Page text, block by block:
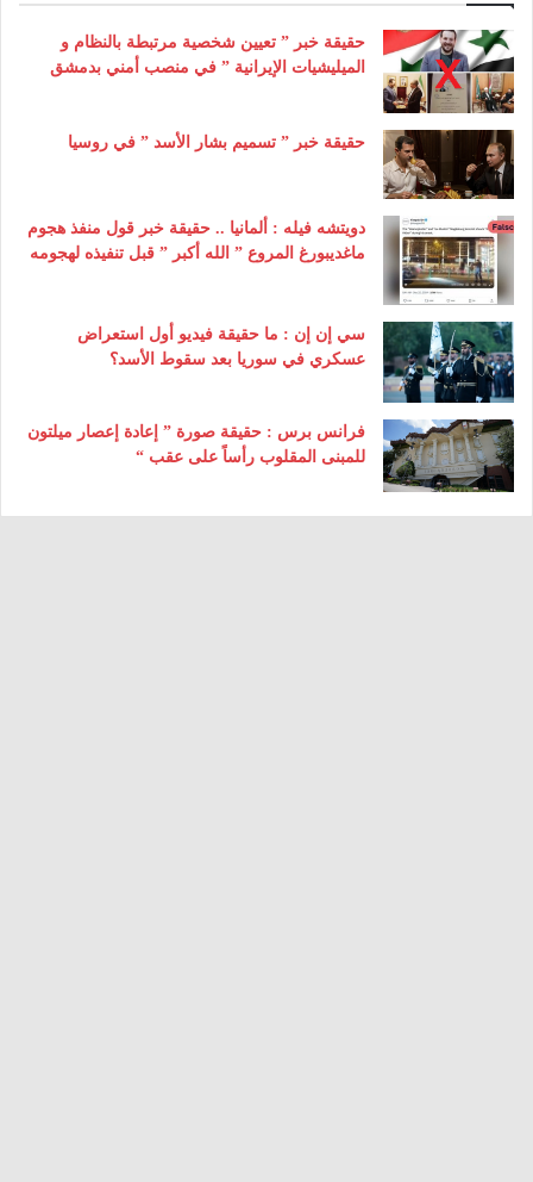
حقيقة خبر ” تعيين شخصية مرتبطة بالنظام و
الميليشيات الإيرانية ” في منصب أمني بدمشق
حقيقة خبر ” تسميم بشار الأسد ” في روسيا
دويتشه فيله : ألمانيا .. حقيقة خبر قول منفذ هجوم
ماغديبورغ المروع ” الله أكبر ” قبل تنفيذه لهجومه
سي إن إن : ما حقيقة فيديو أول استعراض
عسكري في سوريا بعد سقوط الأسد؟
فرانس برس : حقيقة صورة ” إعادة إعصار ميلتون
للمبنى المقلوب رأساً على عقب “